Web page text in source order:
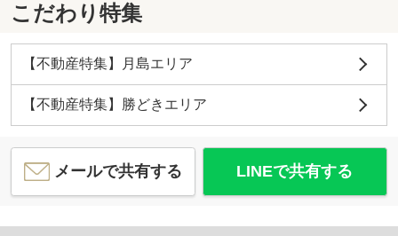
こだわり特集
【不動産特集】月島エリア
【不動産特集】勝どきエリア
メールで共有する LINEで共有する